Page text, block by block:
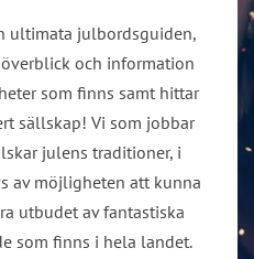
ultimata julbordsguiden,
och information
som finns samt hittar
sällskap! Vi som jobbar
julens traditioner, i
av möjligheten att kunna
utbudet av fantastiska
som finns i hela landet.